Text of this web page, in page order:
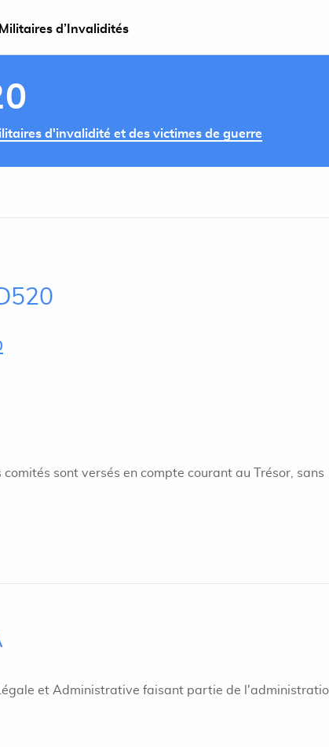
d’Invalidités
d'invalidité et des victimes de guerre
comités sont versés en compte courant au Trésor, sans
et Administrative faisant partie de